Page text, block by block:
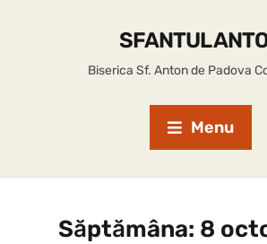
SFANTUL
Biserica Sf. Anton de Padova
Menu
Săptămâna: 8